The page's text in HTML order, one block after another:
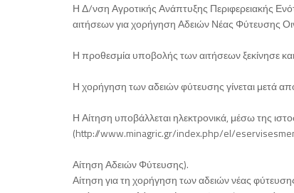
Η Δ/νση Αγροτικής Ανάπτυξης Περιφερειακής
αιτήσεων για χορήγηση Αδειών Νέας Φύτευσης
Η προθεσμία υποβολής των αιτήσεων ξεκίνησε
Η χορήγηση των αδειών φύτευσης γίνεται μετά
Η Αίτηση υποβάλλεται ηλεκτρονικά, μέσω της
(http://www.minagric.gr/index.php/el/
Αίτηση Αδειών Φύτευσης).
Αίτηση για τη χορήγηση των αδειών νέας